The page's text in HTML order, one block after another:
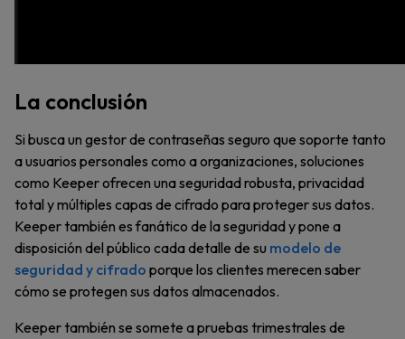
La conclusión
Si busca un gestor de contraseñas seguro que soporte tanto
a usuarios personales como a organizaciones, soluciones
como Keeper ofrecen una seguridad robusta, privacidad
total y múltiples capas de cifrado para proteger sus datos.
Keeper también es fanático de la seguridad y pone a
disposición del público cada detalle de su modelo de
seguridad y cifrado porque los clientes merecen saber
cómo se protegen sus datos almacenados.
Keeper también se somete a pruebas trimestrales de